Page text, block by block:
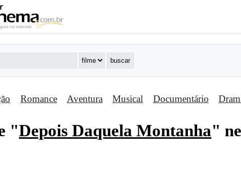
Romance Aventura Musical Documentário
"Depois Daquela Montanha"